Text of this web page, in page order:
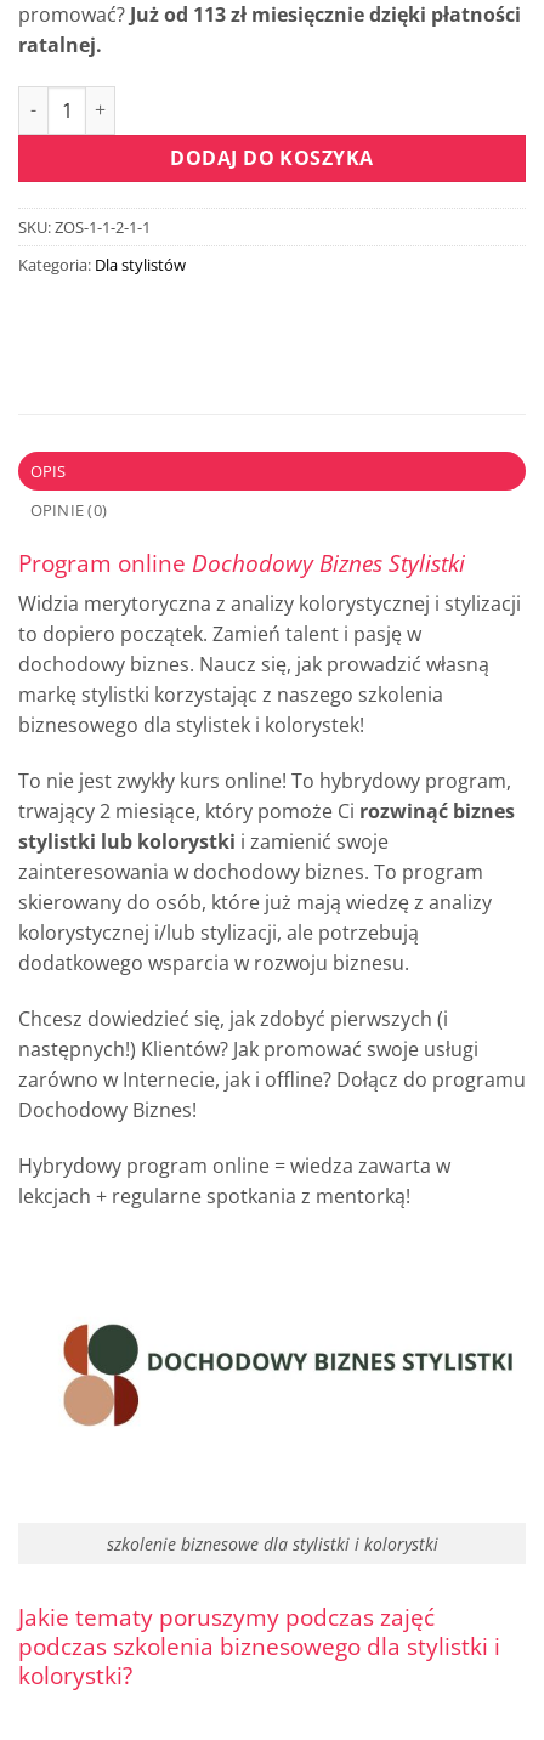
promować? Już od 113 zł miesięcznie dzięki płatności
ratalnej.
ilość Dochodowy Biznes Stylistki
DODAJ DO KOSZYKA
SKU:ZOS-1-1-2-1-1
Kategoria: Dla stylistów
OPIS
OPINIE (0)
Program online Dochodowy Biznes Stylistki
Widzia merytoryczna z analizy kolorystycznej i stylizacji
to dopiero początek. Zamień talent i pasję w
dochodowy biznes. Naucz się, jak prowadzić własną
markę stylistki korzystając z naszego szkolenia
biznesowego dla stylistek i kolorystek!
To nie jest zwykły kurs online! To hybrydowy program,
trwający 2 miesiące, który pomoże Ci rozwinąć biznes
stylistki lub kolorystki i zamienić swoje
zainteresowania w dochodowy biznes. To program
skierowany do osób, które już mają wiedzę z analizy
kolorystycznej i/lub stylizacji, ale potrzebują
dodatkowego wsparcia w rozwoju biznesu.
Chcesz dowiedzieć się, jak zdobyć pierwszych (i
następnych!) Klientów? Jak promować swoje usługi
zarówno w Internecie, jak i offline? Dołącz do programu
Dochodowy Biznes!
Hybrydowy program online = wiedza zawarta w
lekcjach + regularne spotkania z mentorką!
szkolenie biznesowe dla stylistki i kolorystki
Jakie tematy poruszymy podczas zajęć
podczas szkolenia biznesowego dla stylistki i
kolorystki?